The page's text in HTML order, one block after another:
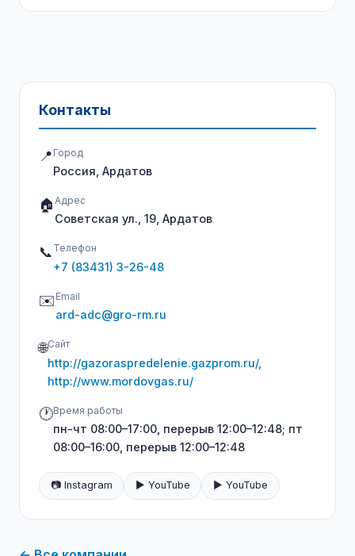
Контакты
📍 Город
Россия, Ардатов
🏠 Адрес
Советская ул., 19, Ардатов
📞 Телефон
+7 (83431) 3-26-48
✉️ Email
ard-adc@gro-rm.ru
🌐Сайт
http://gazoraspredelenie.gazprom.ru/,
http://www.mordovgas.ru/
🕐Время работы
пн-чт 08:00–17:00, перерыв 12:00–12:48; пт
08:00–16:00, перерыв 12:00–12:48
📷 Instagram ▶️ YouTube ▶️ YouTube